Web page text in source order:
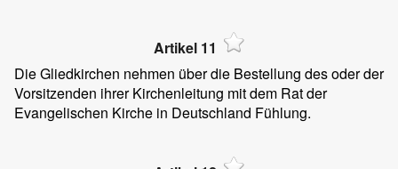
Artikel 11
Die Gliedkirchen nehmen über die Bestellung des oder der
Vorsitzenden ihrer Kirchenleitung mit dem Rat der
Evangelischen Kirche in Deutschland Fühlung.